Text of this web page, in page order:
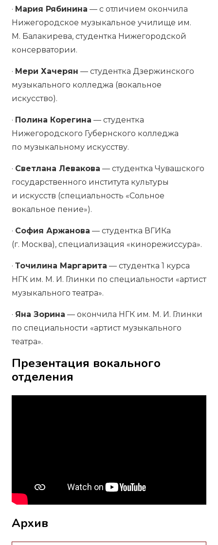
· Мария Рябинина — с отличием окончила
Нижегородское музыкальное училище им.
М. Балакирева, студентка Нижегородской
консерватории.
· Мери Хачерян — студентка Дзержинского
музыкального колледжа (вокальное
искусство).
· Полина Корегина — студентка
Нижегородского Губернского колледжа
по музыкальному искусству.
· Светлана Левакова — студентка Чувашского
государственного института культуры
и искусств (специальность «Сольное
вокальное пение»).
· София Аржанова — студентка ВГИКа
(г. Москва), специализация «кинорежиссура».
· Точилина Маргарита — студентка 1 курса
НГК им. М. И. Глинки по специальности «артист
музыкального театра».
· Яна Зорина — окончила НГК им. М. И. Глинки
по специальности «артист музыкального
театра».
Презентация вокального
отделения
Архив